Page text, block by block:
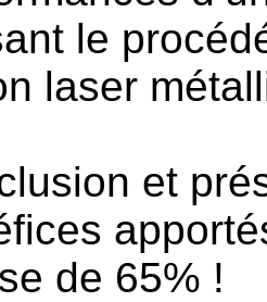
le
laser
et
de 65% !